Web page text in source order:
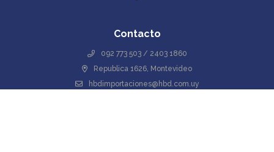
Contacto
092 773 503 / 2403 1860
Republica 1626, Montevideo
hbdimportaciones@hbd.com.uy